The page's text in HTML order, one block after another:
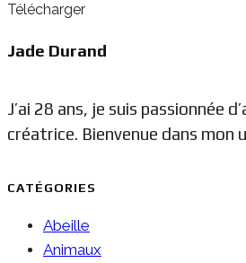
Jade Durand
J’ai 28 ans, je suis passionnée
créatrice. Bienvenue dans mon
CATÉGORIES
Abeille
Animaux